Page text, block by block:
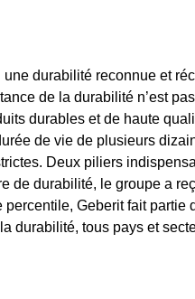
une durabilité reconnue et
de la durabilité n’est
durables et de haute
de vie de plusieurs
Deux piliers
de durabilité, le groupe a
Geberit fait partie
durabilité, tous pays et